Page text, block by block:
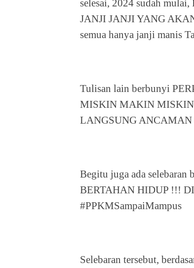
selesai, 2024 sudah
JANJI JANJI YANG
semua hanya janji manis
Tulisan lain berbunyi
MISKIN MAKIN
LANGSUNG
Begitu juga ada
BERTAHAN HIDUP !!!
#PPKMSampaiMampus
Selebaran tersebut,